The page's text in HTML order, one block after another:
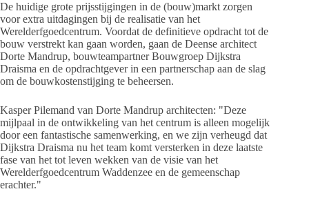
De huidige grote prijsstijgingen in de (bouw)markt zorgen
voor extra uitdagingen bij de realisatie van het
Werelderfgoedcentrum. Voordat de definitieve opdracht tot de
bouw verstrekt kan gaan worden, gaan de Deense architect
Dorte Mandrup, bouwteampartner Bouwgroep Dijkstra
Draisma en de opdrachtgever in een partnerschap aan de slag
om de bouwkostenstijging te beheersen.
Kasper Pilemand van Dorte Mandrup architecten: "Deze
mijlpaal in de ontwikkeling van het centrum is alleen mogelijk
door een fantastische samenwerking, en we zijn verheugd dat
Dijkstra Draisma nu het team komt versterken in deze laatste
fase van het tot leven wekken van de visie van het
Werelderfgoedcentrum Waddenzee en de gemeenschap
erachter."